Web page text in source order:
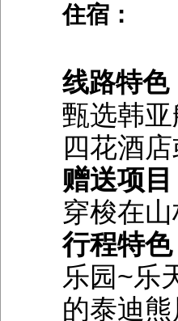
住宿：
线路特色
甄选韩
四花酒
赠送项目
穿梭在
行程特色
乐园~乐
的泰迪熊